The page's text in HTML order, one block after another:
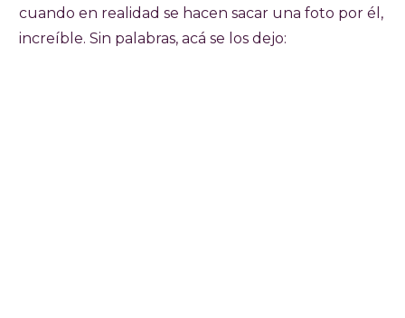
cuando en realidad se hacen sacar una foto por él,
increíble. Sin palabras, acá se los dejo: